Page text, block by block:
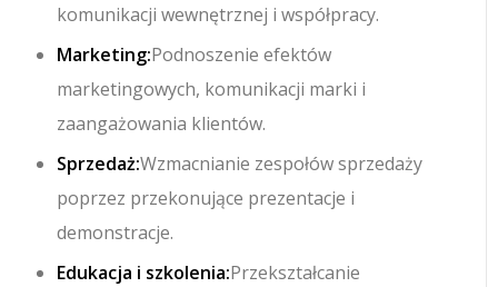
komunikacji wewnętrznej i współpracy.
Marketing:Podnoszenie efektów
marketingowych, komunikacji marki i
zaangażowania klientów.
Sprzedaż:Wzmacnianie zespołów sprzedaży
poprzez przekonujące prezentacje i
demonstracje.
Edukacja i szkolenia:Przekształcanie